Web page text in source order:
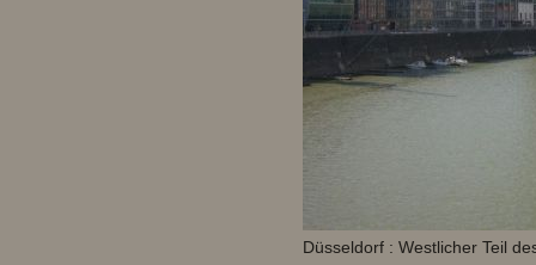
Düsseldorf : Westlicher Teil